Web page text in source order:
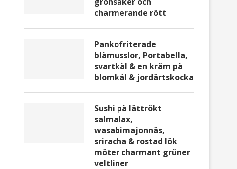
charmerande rött
Pankofriterade
blåmusslor, Portabella,
svartkål & en kräm på
blomkål & jordärtskocka
Sushi på lättrökt
salmalax,
wasabimajonnäs,
sriracha & rostad lök
möter charmant grüner
veltliner